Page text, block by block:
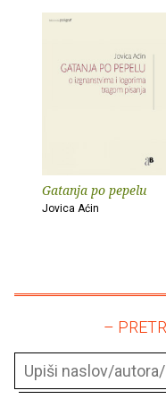
Gatanja po pepelu
Jovica Aćin
–